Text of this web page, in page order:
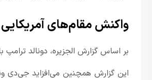
واکنش مقام‌های آمریکایی
بر اساس گزارش الجزیره، دونالد
این گزارش همچنین می‌افزاید جی‌دی